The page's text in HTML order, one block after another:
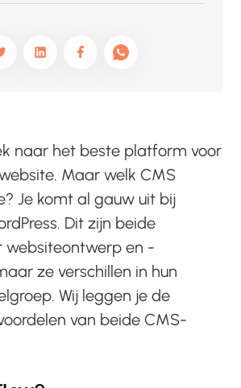
naar het beste platform voor
Maar welk CMS
Je komt al gauw uit bij
Dit zijn beide
websiteontwerp en -
ze verschillen in hun
Wij leggen je de
van beide CMS-